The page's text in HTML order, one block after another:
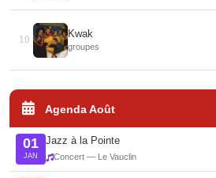
10
Kwak
groupes
Agenda Août
01
JAN
Jazz à la Pointe
Concert — Le Vauclin